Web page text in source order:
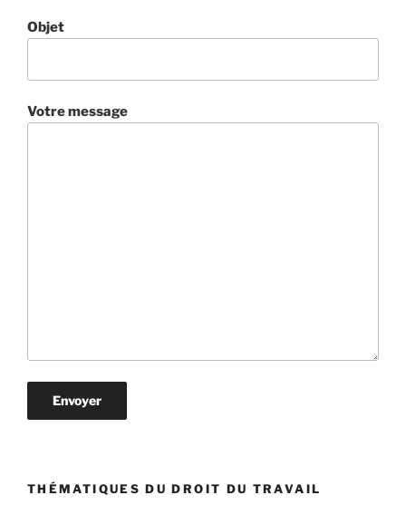
Objet
Votre message
THÉMATIQUES DU DROIT DU TRAVAIL